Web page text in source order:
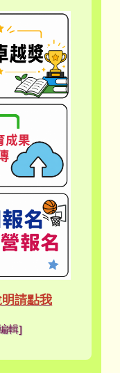
國小-特教教師助理員
附件1-115學
度體育班新生入學第
link to
link to https://
link to https://
https://
https://
https://
https://
https://
link to
link to
link to
link to
link to
link to
link to
link to
link to
link to
link to https://
link to https://
link to https://
link to https://
link to https://
link to https://
link to https://
link to https://
link to https://
link to https://
link to https://
link to https://
link to https://
link to https://
link to https://
link to https://
link to https://
link to https://
link to https://
link to https://
link to https://
link to https://
link to https://
link to https://
link to https://
link to https://
link to https://
link to https://
link to https://
link to https://
link to https://
link to https://
link to https://
link to https://
link to https://
link to https://
link to https://
link to https://
link to https://
link to https://
link to https://
link to https://
link to https://
link to https://
link to https://
link to https://
link to https://
link to https://
link to https://forms.gle/
請點我
link to https://
輯]